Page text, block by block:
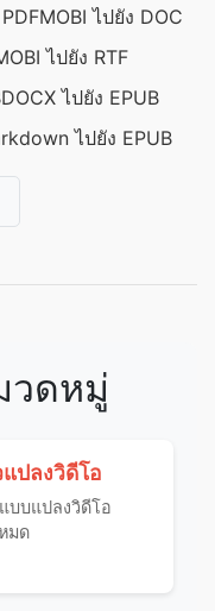
MOBI ไปยัง DOC
ไปยัง RTF
DOCX ไปยัง EPUB
ไปยัง EPUB
วดหมู่
ปลงวิดีโอ
บบแปลงวิดีโอ
มด